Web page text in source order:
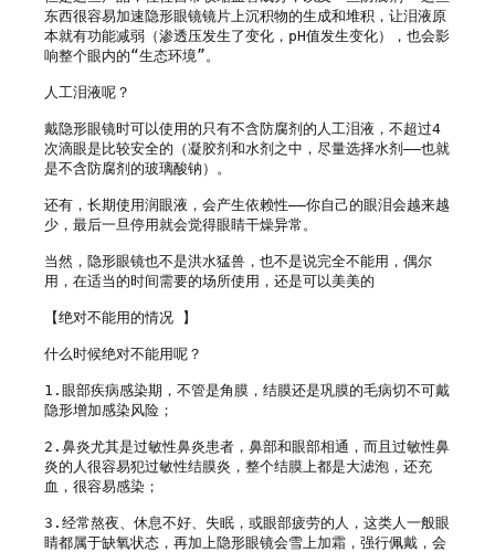
东西很容易加速隐形眼镜镜片上沉积物的生成和堆积，让泪液原
本就有功能减弱（渗透压发生了变化，pH值发生变化），也会影
响整个眼内的“生态环境”。
人工泪液呢？
戴隐形眼镜时可以使用的只有不含防腐剂的人工泪液，不超过4
次滴眼是比较安全的（凝胶剂和水剂之中，尽量选择水剂——也就
是不含防腐剂的玻璃酸钠）。
还有，长期使用润眼液，会产生依赖性——你自己的眼泪会越来越
少，最后一旦停用就会觉得眼睛干燥异常。
当然，隐形眼镜也不是洪水猛兽，也不是说完全不能用，偶尔
用，在适当的时间需要的场所使用，还是可以美美的
【绝对不能用的情况 】
什么时候绝对不能用呢？
1.眼部疾病感染期，不管是角膜，结膜还是巩膜的毛病切不可戴
隐形增加感染风险；
2.鼻炎尤其是过敏性鼻炎患者，鼻部和眼部相通，而且过敏性鼻
炎的人很容易犯过敏性结膜炎，整个结膜上都是大滤泡，还充
血，很容易感染；
3.经常熬夜、休息不好、失眠，或眼部疲劳的人，这类人一般眼
睛都属于缺氧状态，再加上隐形眼镜会雪上加霜，强行佩戴，会